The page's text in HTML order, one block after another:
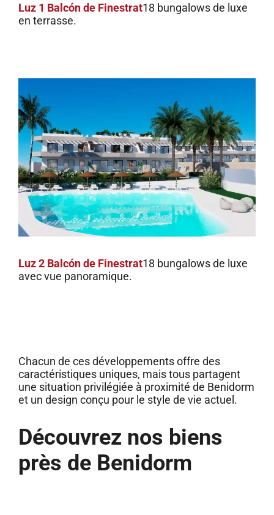
Luz 1 Balcón de Finestrat18 bungalows de luxe
en terrasse.
Luz 2 Balcón de Finestrat18 bungalows de luxe
avec vue panoramique.
Chacun de ces développements offre des
caractéristiques uniques, mais tous partagent
une situation privilégiée à proximité de Benidorm
et un design conçu pour le style de vie actuel.
Découvrez nos biens
près de Benidorm